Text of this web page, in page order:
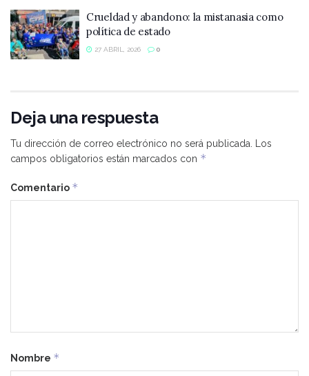
Crueldad y abandono: la mistanasia como
política de estado
27 ABRIL, 2026 0
Deja una respuesta
Tu dirección de correo electrónico no será publicada.
Los
campos obligatorios están marcados con *
Comentario *
Nombre *